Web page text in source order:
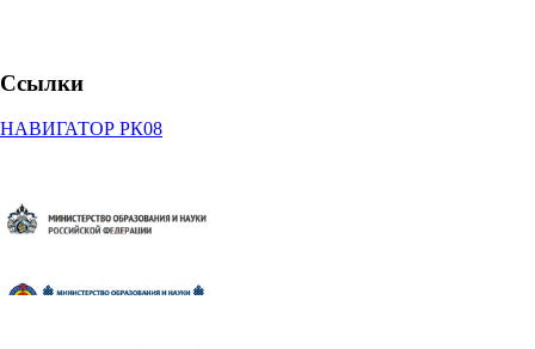
Ссылки
НАВИГАТОР РК08